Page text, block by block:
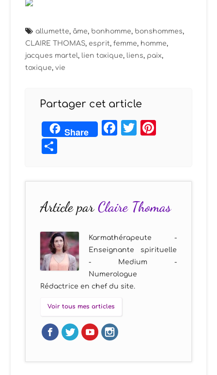
allumette, âme, bonhomme, bonshommes,
CLAIRE THOMAS, esprit,femme, homme,
jacques martel, lien toxique, liens, paix,
toxique,vie
Partager cet article
Share Facebook
Twitter
Article parClaire Thomas
Karmathérapeute -
Enseignante spirituelle
- Medium -
Numerologue
Rédactrice en chef du site.
Voir tous mes articles